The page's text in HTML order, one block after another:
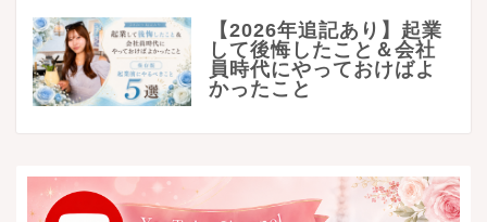
【2026年追記あり】起業
して後悔したこと＆会社
員時代にやっておけばよ
かったこと